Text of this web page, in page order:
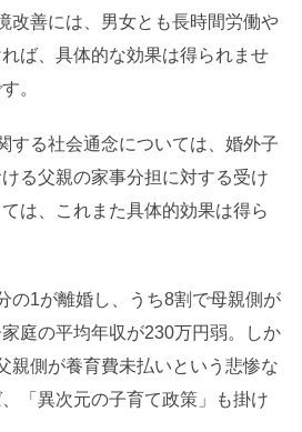
改善には、男女とも長時間労働や
ば、具体的な効果は得られませ
。
する社会通念については、婚外子
る父親の家事分担に対する受け
は、これまた具体的効果は得ら
の1が離婚し、うち8割で母親側が
庭の平均年収が230万円弱。しか
親側が養育費未払いという悲惨な
「異次元の子育て政策」も掛け